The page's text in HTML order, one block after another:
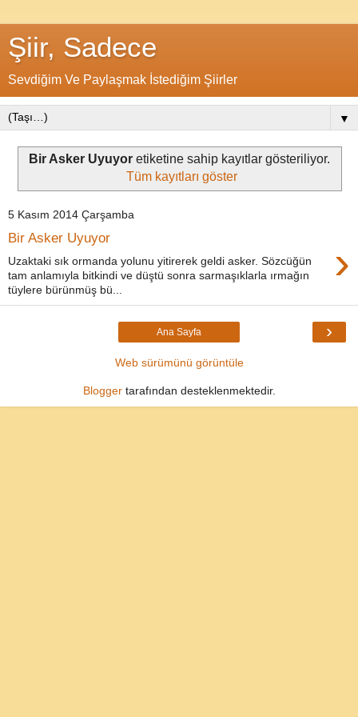
Şiir, Sadece
Sevdiğim Ve Paylaşmak İstediğim Şiirler
▼
Bir Asker Uyuyoretiketine sahip kayıtlar gösteriliyor.
Tüm kayıtları göster
5 Kasım 2014 Çarşamba
Bir Asker Uyuyor ›
Uzaktaki sık ormanda yolunu yitirerek geldi asker. Sözcüğün
tam anlamıyla bitkindi ve düştü sonra sarmaşıklarla ırmağın
tüylere bürünmüş bü...
›
Ana Sayfa
Web sürümünü görüntüle
Bloggertarafından desteklenmektedir.